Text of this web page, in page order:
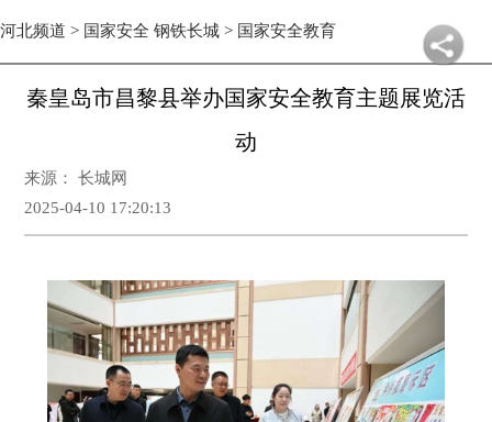
河北频道 > 国家安全 钢铁长城 > 国家安全教育
秦皇岛市昌黎县举办国家安全教育主题展览活
动
来源： 长城网
2025-04-10 17:20:13